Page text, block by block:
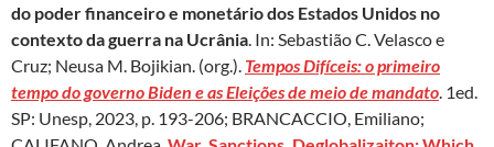
do poder financeiro e monetário dos Estados Unidos no
contexto da guerra na Ucrânia. In: Sebastião C. Velasco e
Cruz; Neusa M. Bojikian. (org.). Tempos Difíceis: o primeiro
tempo do governo Biden e as Eleições de meio de mandato. 1ed.
SP: Unesp, 2023, p. 193-206; BRANCACCIO, Emiliano;